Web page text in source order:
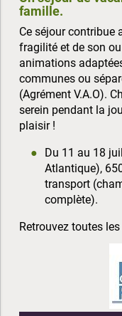
famille.
Ce séjour contribue
fragilité et de son
animations
communes ou
(Agrément V.A.O).
serein pendant la
plaisir !
Du 11 au 18
Atlantique),
transport
complète).
Retrouvez toutes